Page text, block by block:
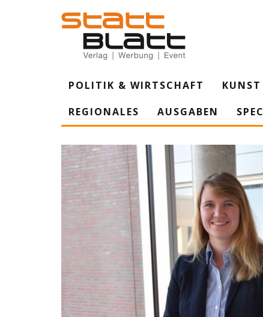
POLITIK & WIRTSCHAFT
REGIONALES
AUSGABEN